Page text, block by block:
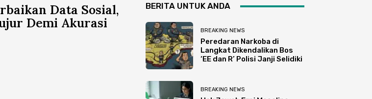
Data Sosial,
Demi Akurasi
BERITA UNTUK ANDA
BREAKING NEWS
Peredaran Narkoba di
Langkat Dikendalikan Bos
‘EE dan R’ Polisi Janji Selidiki
BREAKING NEWS